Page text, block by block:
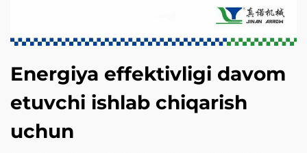
Energiya effektivligi davom
etuvchi ishlab chiqarish
uchun